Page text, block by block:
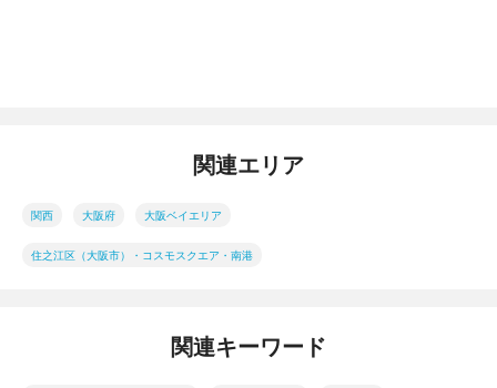
関連エリア
関西 大阪府 大阪ベイエリア
住之江区（大阪市）・コスモスクエア・南港
関連キーワード